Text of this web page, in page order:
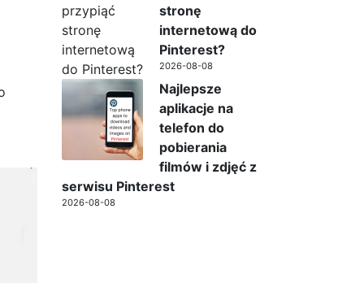
stronę
internetową do
Pinterest?
2026-08-08
Najlepsze
aplikacje na
telefon do
pobierania
filmów i zdjęć z
serwisu Pinterest
2026-08-08